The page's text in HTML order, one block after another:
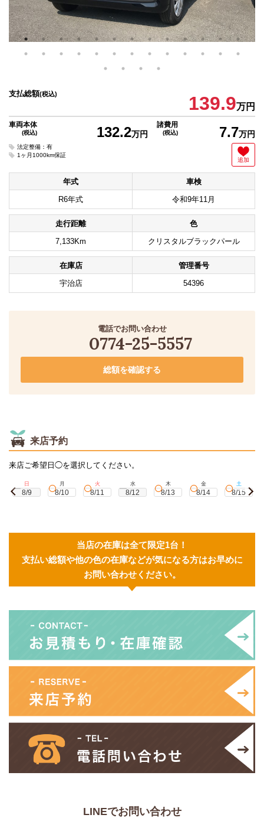
支払総額(税込) 139.9万円
車両本体
(税込) 132.2万円
諸費用
(税込) 7.7万円
法定整備：有
1ヶ月1000km保証
追加
年式
車検
R6年式
令和9年11月
走行距離
色
7,133Km
クリスタルブラックパール
在庫店
管理番号
宇治店
54396
電話でお問い合わせ
0774-25-5557
総額を確認する
来店予約
来店ご希望日◯を選択してください。
日
8/9
月
8/10
火
8/11
水
8/12
木
8/13
金
8/14
土
8/15
当店の在庫は全て限定1台！
支払い総額や他の色の在庫などが気になる方はお早めに
お問い合わせください。
LINEでお問い合わせ